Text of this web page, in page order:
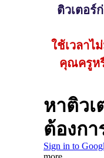
ติวเตอร์
ใช้เวลาไ
คุณครูห